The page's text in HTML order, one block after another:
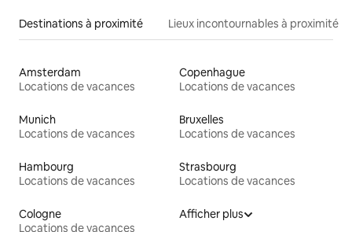
Destinations à proximité Lieux incontournables à proximité
Amsterdam
Locations de vacances
Copenhague
Locations de vacances
Munich
Locations de vacances
Bruxelles
Locations de vacances
Hambourg
Locations de vacances
Strasbourg
Locations de vacances
Cologne
Locations de vacances
Afficher plus